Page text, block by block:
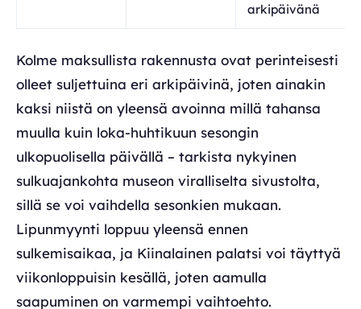
arkipäivänä
Kolme maksullista rakennusta ovat perinteisesti
olleet suljettuina eri arkipäivinä, joten ainakin
kaksi niistä on yleensä avoinna millä tahansa
muulla kuin loka-huhtikuun sesongin
ulkopuolisella päivällä – tarkista nykyinen
sulkuajankohta museon viralliselta sivustolta,
sillä se voi vaihdella sesonkien mukaan.
Lipunmyynti loppuu yleensä ennen
sulkemisaikaa, ja Kiinalainen palatsi voi täyttyä
viikonloppuisin kesällä, joten aamulla
saapuminen on varmempi vaihtoehto.